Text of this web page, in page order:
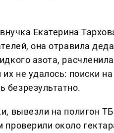
Екатерина
она отравила
азота,
не удалось: поиски на
безрезультатно.
вывезли на полигон
около